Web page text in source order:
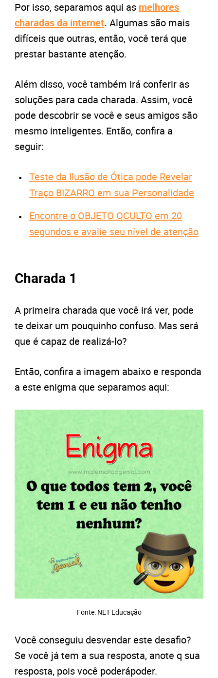
Por isso, separamos aqui as melhores
charadas da internet. Algumas são mais
difíceis que outras, então, você terá que
prestar bastante atenção.
Além disso, você também irá conferir as
soluções para cada charada. Assim, você
pode descobrir se você e seus amigos são
mesmo inteligentes. Então, confira a
seguir:
Teste da Ilusão de Ótica pode Revelar
Traço BIZARRO em sua Personalidade
Encontre o OBJETO OCULTO em 20
segundos e avalie seu nível de atenção
Charada 1
A primeira charada que você irá ver, pode
te deixar um pouquinho confuso. Mas será
que é capaz de realizá-lo?
Então, confira a imagem abaixo e responda
a este enigma que separamos aqui:
Fonte: NET Educação
Você conseguiu desvendar este desafio?
Se você já tem a sua resposta, anote q sua
resposta, pois você poderápoder.